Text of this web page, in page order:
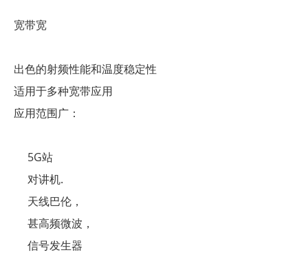
宽带宽
出色的射频性能和温度稳定性
适用于多种宽带应用
应用范围广：
5G站
对讲机.
天线巴伦，
甚高频微波，
信号发生器